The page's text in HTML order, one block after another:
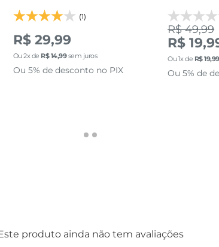
(1)
R$ 29,99
Ou2x de R$14,99sem juros
Ou 5% de desconto no PIX
R$ 49,99
R$
Ou1x de R$19,99
Ou 5% de
produto ainda não tem avaliações